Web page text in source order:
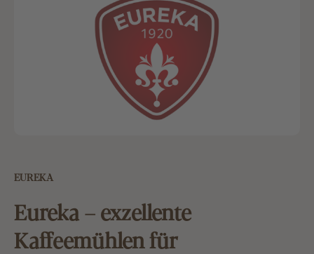
EUREKA
Eureka – exzellente
Kaffeemühlen für